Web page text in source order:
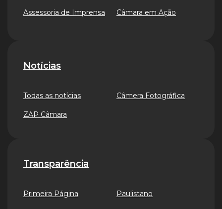
Assessoria de Imprensa Câmara em Ação
Notícias
Todas as notícias
ZAP Câmara
Câmera Fotográfica
Transparência
Primeira Página Paulistano